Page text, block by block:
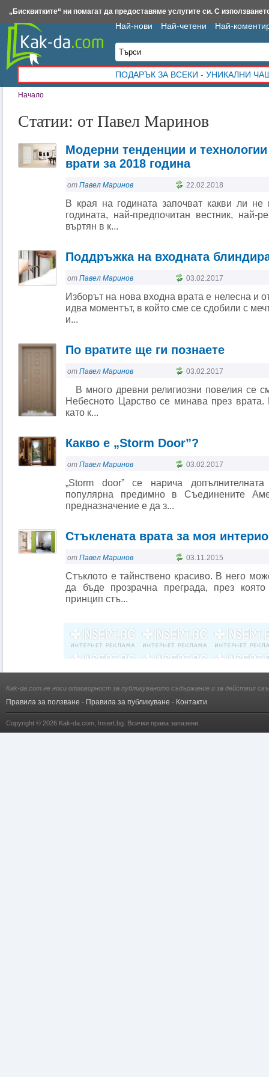
Начало
Статии: от Павел Маринов
Модерни тенденции и
врати за 2018 година
от Павел Маринов 22.02.2018
В края на годината започват какви ли не
годината, най-предпочитан вестник, най-
въртян в к...
Поддръжка на входната
от Павел Маринов 03.02.2017
Изборът на нова входна врата е нелесна и
идва моментът, в който сме се сдобили с
и...
По вратите ще ги познаете
от Павел Маринов 03.02.2017
В много древни религиозни повелия се
Небесното Царство се минава през
като к...
Какво е „Storm Door”?
от Павел Маринов 03.02.2017
„Storm door” се нарича
популярна предимно в Съединените
предназначение е да з...
Стъклената врата за моя
от Павел Маринов 03.11.2015
Стъклото е тайнствено красиво. В него
да бъде прозрачна преграда, през
принцип стъ...
Най-нови Най-четени Най-
ПОДАРЪК ЗА ВСЕКИ - УНИКАЛНИ
Insert.bg Framar.bg Kak-da.com Iztochnik.com BauBau.bg NewAge.bg
Kak-da.com не носи отговорност за публикуваното съдържание и за действия
Правила за ползване · Правила за публикуване · Контакти
Copyright © 2026 Kak-da.com Insert.bg . Всички права запазени.
„Бисквитките“ ни помагат да предоставяме услугите си. С